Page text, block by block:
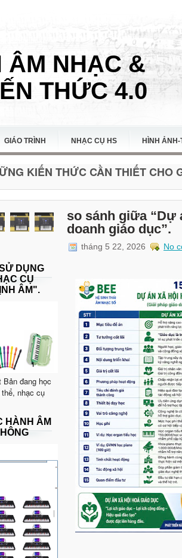
ÂM NHẠC &
THỨC 4.0
GIÁO TRÌNH NHẠC CỤ HS HÌNH ẢNH-
KIẾN THỨC CẦN THIẾT CHO
DỤNG
CỤ
ÂM".
đang học
nhạc cụ
HÀNH ÂM
so sánh giữa “Dự
doanh giáo dục”.
tháng 5 22, 2026 No